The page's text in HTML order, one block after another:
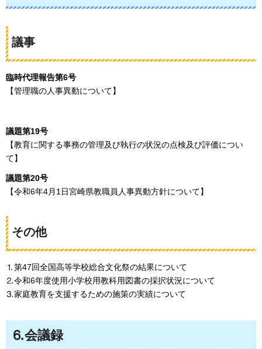
議事
臨時代理報告第6号
【管理職の人事異動について】
議題第19号
【教育に関する事務の管理及び執行の状況の点検及び評価につい
て】
議題第20号
【令和6年4月1日宮崎県教職員人事異動方針について】
その他
⒈第47回全国高等学校総合文化祭の結果について
⒉令和6年度使用小学校用教科用図書の採択状況について
⒊家庭教育を支援するための施策の実績について
⒍会議録